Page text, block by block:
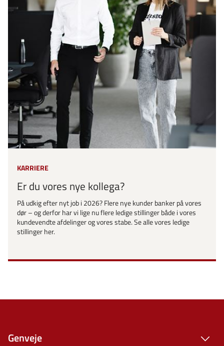
KARRIERE
Er du vores nye kollega?
På udkig efter nyt job i 2026? Flere nye kunder banker på vores
dør – og derfor har vi lige nu flere ledige stillinger både i vores
kundevendte afdelinger og vores stabe. Se alle vores ledige
stillinger her.
Genveje